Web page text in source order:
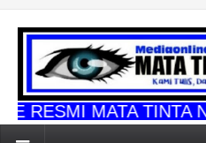
TINTA NUSANTARA